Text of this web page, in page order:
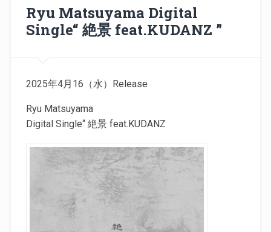
Ryu Matsuyama Digital
Single“ 絶景 feat.KUDANZ ”
2025年4月16（水）Release
Ryu Matsuyama
Digital Single“ 絶景 feat.KUDANZ